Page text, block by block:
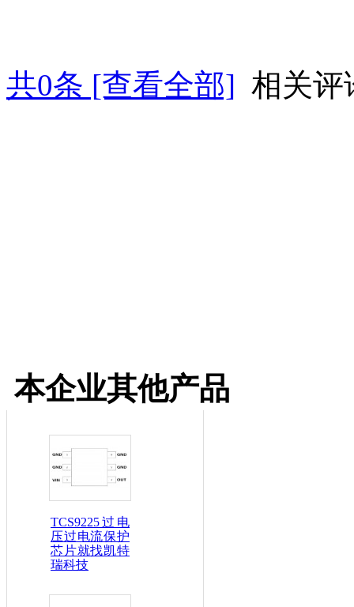
共0条 [查看全部] 相关评
本企业其他产品
TCS9225过电
压过电流保护
芯片就找凯特
瑞科技